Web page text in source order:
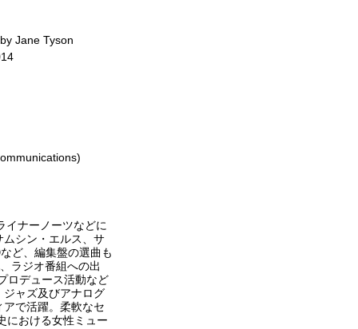
Jane Tyson
イナーノーツなどに
シン・エルス、サ
ど、編集盤の選曲も
ラジオ番組への出
ロデュース活動など
ジャズ及びアナログ
で活躍。柔軟なセ
における女性ミュー